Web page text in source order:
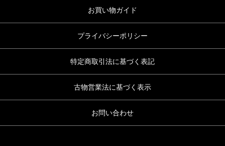
お買い物ガイド
プライバシーポリシー
特定商取引法に基づく表記
古物営業法に基づく表示
お問い合わせ